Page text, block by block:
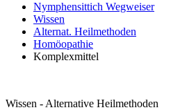
Nymphensittich Wegweiser
Wissen
Alternat. Heilmethoden
Homöopathie
Komplexmittel
Wissen - Alternative Heilmethoden